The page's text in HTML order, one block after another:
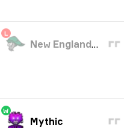
L
New England Whalers
W
Mythic